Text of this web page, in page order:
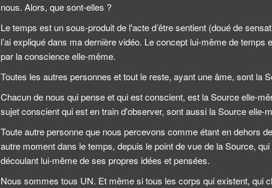
nous. Alors, que sont-elles ?
Le temps est un sous-produit de l'acte d’être sentient (doué de
l’ai expliqué dans ma dernière vidéo. Le concept lui-même de
par la conscience elle-même.
Toutes les autres personnes et tout le reste, ayant une âme, sont la
Chacun de nous qui pense et qui est conscient, est la Source elle-
sujet conscient qui est en train d'observer, sont aussi la Source elle-
Toute autre personne que nous percevons comme étant en dehors
autre moment dans le temps, depuis le point de vue de la Source,
découlant lui-même de ses propres idées et pensées.
Nous sommes tous UN. Et même si tous les corps qui existent, qui